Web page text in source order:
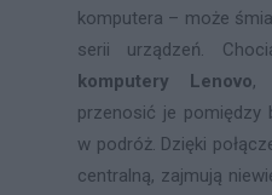
komputera – może
serii urządzeń.
komputery Lenovo,
przenosić je pomiędzy
w podróż. Dzięki
centralną, zajmują